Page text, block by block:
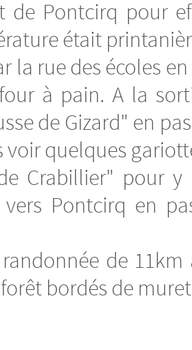
de Pontcirq pour
était
la rue des écoles
à pain. A la
de Gizard" en
quelques
Crabillier" pour
Pontcirq en
de
bordés de